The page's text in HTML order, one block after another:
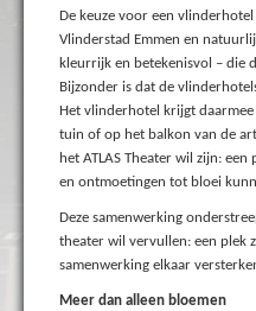
De keuze voor een
Vlinderstad Emmen en
kleurrijk en betekenisvol – die
Bijzonder is dat de
Het vlinderhotel krijgt
tuin of op het balkon van de
het ATLAS Theater wil zijn:
en ontmoetingen tot bloei
Deze samenwerking
theater wil vervullen: een plek
samenwerking elkaar
Meer dan alleen bloemen